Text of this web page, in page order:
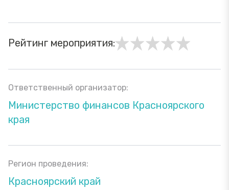
Рейтинг мероприятия:
Ответственный организатор:
Министерство финансов Красноярского
края
Регион проведения:
Красноярский край